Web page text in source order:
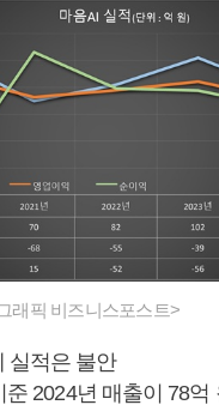
래픽 비즈니스포스트>
실적은 불안
2024년 매출이 78억